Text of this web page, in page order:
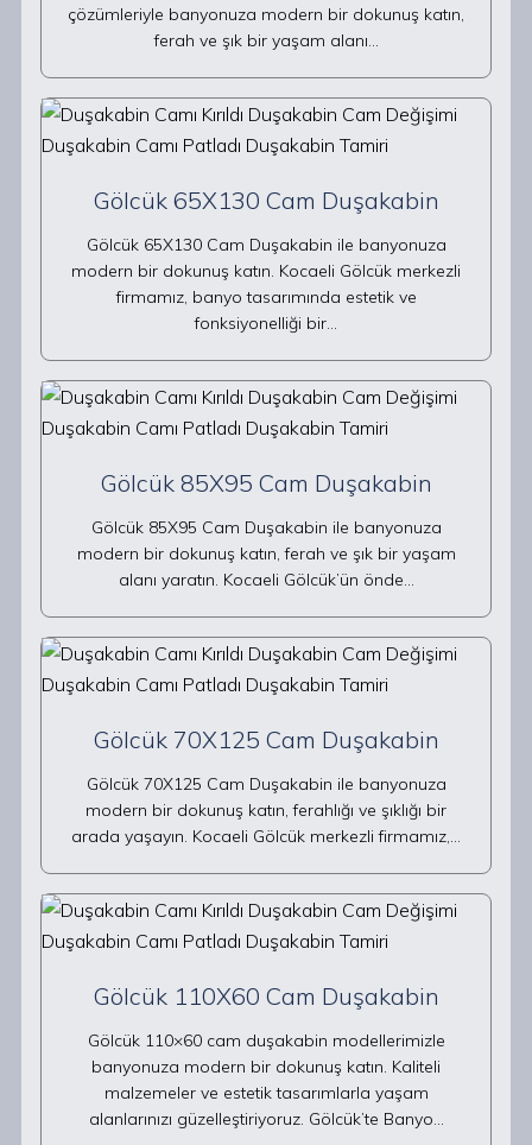
çözümleriyle banyonuza modern bir dokunuş katın,
ferah ve şık bir yaşam alanı…
Gölcük 65X130 Cam Duşakabin
Gölcük 65X130 Cam Duşakabin ile banyonuza
modern bir dokunuş katın. Kocaeli Gölcük merkezli
firmamız, banyo tasarımında estetik ve
fonksiyonelliği bir…
Gölcük 85X95 Cam Duşakabin
Gölcük 85X95 Cam Duşakabin ile banyonuza
modern bir dokunuş katın, ferah ve şık bir yaşam
alanı yaratın. Kocaeli Gölcük’ün önde…
Gölcük 70X125 Cam Duşakabin
Gölcük 70X125 Cam Duşakabin ile banyonuza
modern bir dokunuş katın, ferahlığı ve şıklığı bir
arada yaşayın. Kocaeli Gölcük merkezli firmamız,…
Gölcük 110X60 Cam Duşakabin
Gölcük 110×60 cam duşakabin modellerimizle
banyonuza modern bir dokunuş katın. Kaliteli
malzemeler ve estetik tasarımlarla yaşam
alanlarınızı güzelleştiriyoruz. Gölcük’te Banyo…